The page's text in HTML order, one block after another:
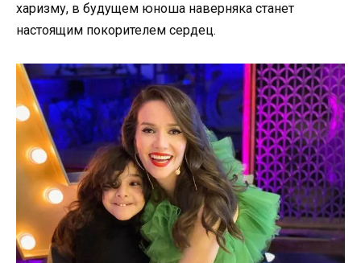
харизму, в будущем юноша наверняка станет
настоящим покорителем сердец.